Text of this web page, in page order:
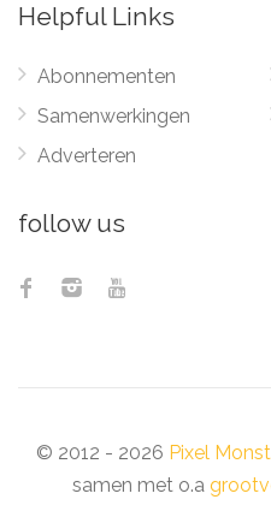
Helpful Links
Abonnementen
Samenwerkingen
Adverteren
follow us
© 2012 - 2026 Pixel
samen met o.a